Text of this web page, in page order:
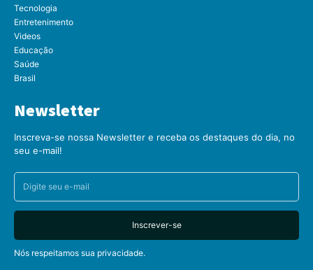
Tecnologia
Entretenimento
Videos
Educação
Saúde
Brasil
Newsletter
Inscreva-se nossa Newsletter e receba os destaques do dia, no
seu e-mail!
Inscrever-se
Nós respeitamos sua privacidade.